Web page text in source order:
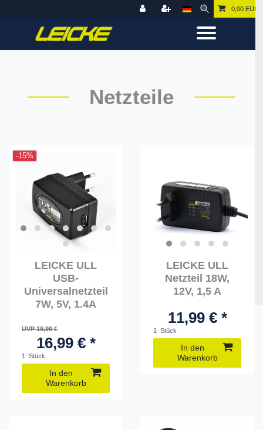
0,00 EUR
Netzteile
-15%
LEICKE ULL
USB-
Universalnetzteil
7W, 5V, 1.4A
UVP 19,99 €
16,99 € *
1 Stück
In den
Warenkorb
LEICKE ULL
Netzteil 18W,
12V, 1,5 A
11,99 € *
1 Stück
In den
Warenkorb